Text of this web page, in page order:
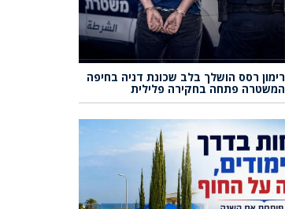
רימון רסס הושלך בלב שכונת דניה בחיפה
המשטרה פתחה בחקירה פלילית